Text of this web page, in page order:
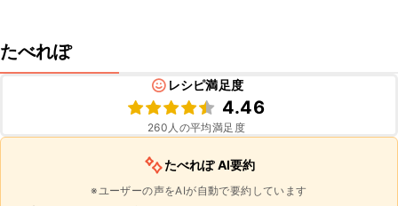
たべれぽ
レシピ満足度
4.46
260 人の平均満足度
たべれぽ AI要約
※ユーザーの声をAIが自動で要約しています